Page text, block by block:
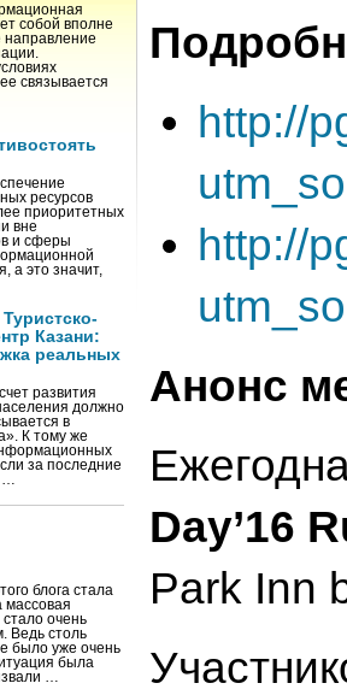
собой вполне
связывается
ресурсов
приоритетных
вне
и сферы
а это значит,
Казани:
реальных
развития
должно
в
К тому же
за последние
блога стала
массовая
очень
Ведь столь
было уже очень
была
…
http://
http://
Анонс
Day’16
Park Inn